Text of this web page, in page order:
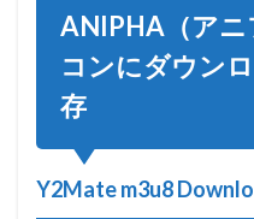
ANIPHA（アニ
コンにダウン
存
Y2Mate m3u8